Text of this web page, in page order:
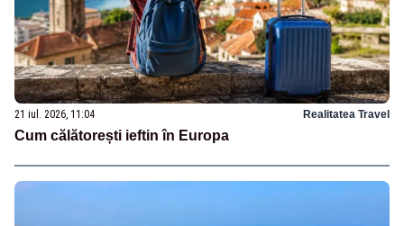
21 iul. 2026, 11:04 Realitatea Travel
Cum călătorești ieftin în Europa